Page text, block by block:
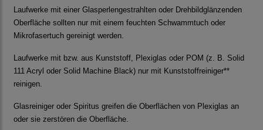
Laufwerke mit einer Glasperlengestrahlten oder Drehbildglänzenden
Oberfläche sollten nur mit einem feuchten Schwammtuch oder
Mikrofasertuch gereinigt werden.
Laufwerke mit bzw. aus Kunststoff, Plexiglas oder POM (z. B. Solid
111 Acryl oder Solid Machine Black) nur mit Kunststoffreiniger**
reinigen.
Glasreiniger oder Spiritus greifen die Oberflächen von Plexiglas an
oder sie zerstören die Oberfläche.